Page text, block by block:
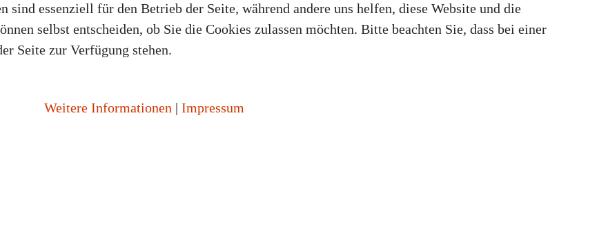
essenziell für den Betrieb der Seite, während andere uns helfen, diese Website und die
selbst entscheiden, ob Sie die Cookies zulassen möchten. Bitte beachten Sie, dass bei einer
Seite zur Verfügung stehen.
Weitere Informationen | Impressum